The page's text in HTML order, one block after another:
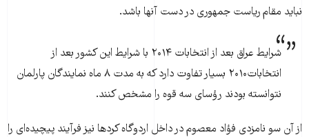
نباید مقام ریاست جمهوری در دست آنها باشد.
شرایط عراق بعد از انتخابات ۲۰۱۴ با شرایط این کشور بعد از
انتخابات۲۰۱۰ بسیار تفاوت دارد که به مدت ۸ ماه نمایندگان پارلمان
نتوانسته بودند رؤسای سه قوه را مشخص کنند.
از آن سو نامزدی فؤاد معصوم در داخل اردوگاه کردها نیز فرآیند پیچیده‌ای را